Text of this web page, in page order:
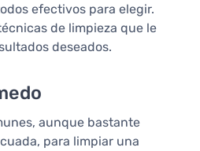
efectivos para elegir.
de limpieza que le
deseados.
aunque bastante
para limpiar una